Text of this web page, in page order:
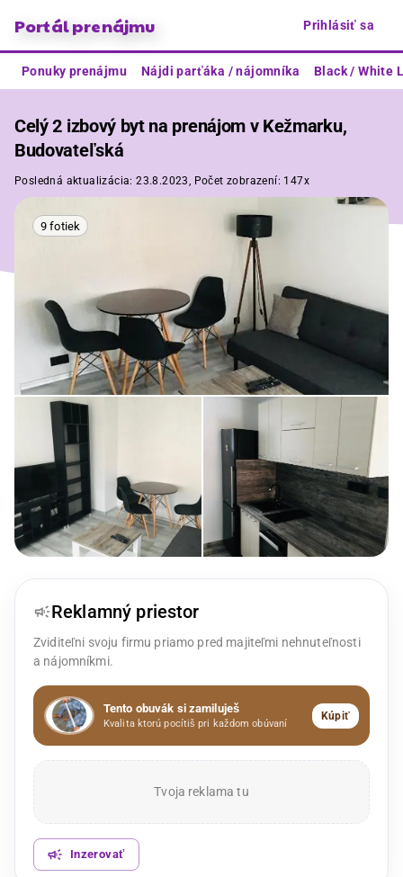
Portál prenájmu Prihlásiť sa
Ponuky prenájmu Nájdi parťáka / nájomníka Black / White
Celý 2 izbový byt na prenájom v Kežmarku,
Budovateľská
Posledná aktualizácia: 23.8.2023, Počet zobrazení: 147x
9 fotiek
Reklamný priestor
Zviditeľni svoju firmu priamo pred majiteľmi nehnuteľnosti
a nájomníkmi.
Tento obuvák si zamiluješ
Kvalita ktorú pocítiš pri každom obúvaní
Kúpiť
Tvoja reklama tu
Inzerovať